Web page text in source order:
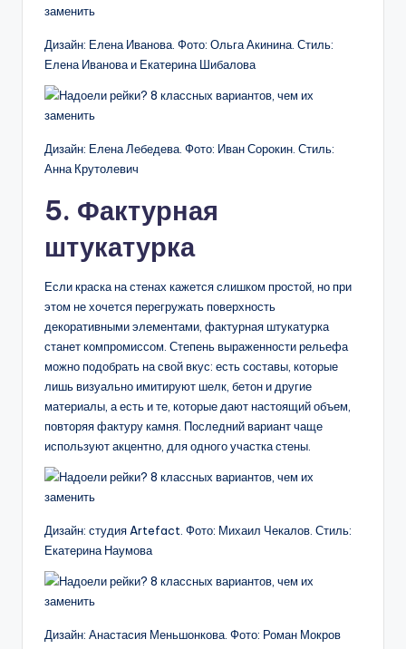
Дизайн: Елена Иванова. Фото: Ольга Акинина. Стиль:
Елена Иванова и Екатерина Шибалова
Дизайн: Елена Лебедева. Фото: Иван Сорокин. Стиль:
Анна Крутолевич
5. Фактурная
штукатурка
Если краска на стенах кажется слишком простой, но при
этом не хочется перегружать поверхность
декоративными элементами, фактурная штукатурка
станет компромиссом. Степень выраженности рельефа
можно подобрать на свой вкус: есть составы, которые
лишь визуально имитируют шелк, бетон и другие
материалы, а есть и те, которые дают настоящий объем,
повторяя фактуру камня. Последний вариант чаще
используют акцентно, для одного участка стены.
Дизайн: студия Artefact. Фото: Михаил Чекалов. Стиль:
Екатерина Наумова
Дизайн: Анастасия Меньшонкова. Фото: Роман Мокров